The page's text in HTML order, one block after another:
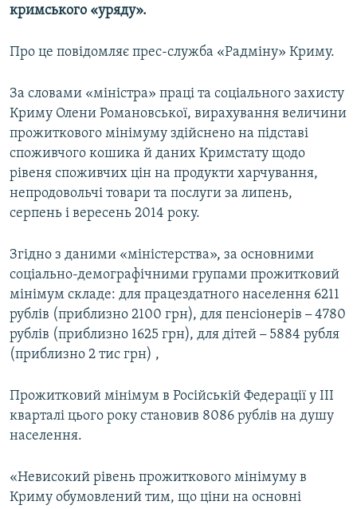
кримського «уряду».
Про це повідомляє прес-служба «Радміну» Криму.
За словами «міністра» праці та соціального захисту
Криму Олени Романовської, вирахування величини
прожиткового мінімуму здійснено на підставі
споживчого кошика й даних Кримстату щодо
рівеня споживчих цін на продукти харчування,
непродовольчі товари та послуги за липень,
серпень і вересень 2014 року.
Згідно з даними «міністерства», за основними
соціально-демографічними групами прожитковий
мінімум складе: для працездатного населення 6211
рублів (приблизно 2100 грн), для пенсіонерів –4780
рублів (приблизно 1625 грн), для дітей – 5884 рубля
(приблизно 2 тис грн) ,
Прожитковий мінімум в Російській Федерації у III
кварталі цього року становив 8086 рублів на душу
населення.
«Невисокий рівень прожиткового мінімуму в
Криму обумовлений тим, що ціни на основні